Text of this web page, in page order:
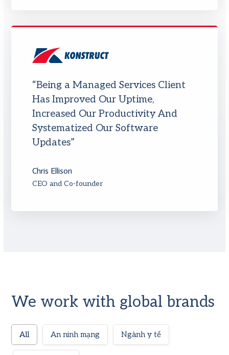
“Being a Managed Services Client
Has Improved Our Uptime,
Increased Our Productivity And
Systematized Our Software
Updates”
Chris Ellison
CEO and Co-founder
We work with global brands
All An ninh mạng Ngành y tế